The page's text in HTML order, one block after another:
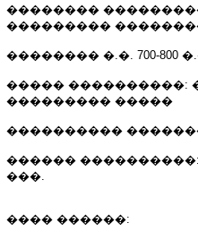
��������
���������
�������� �.�. 700-800
����� ����������:
��������� �����
���������� ����������:
������ ����������:
���.
���� ������: